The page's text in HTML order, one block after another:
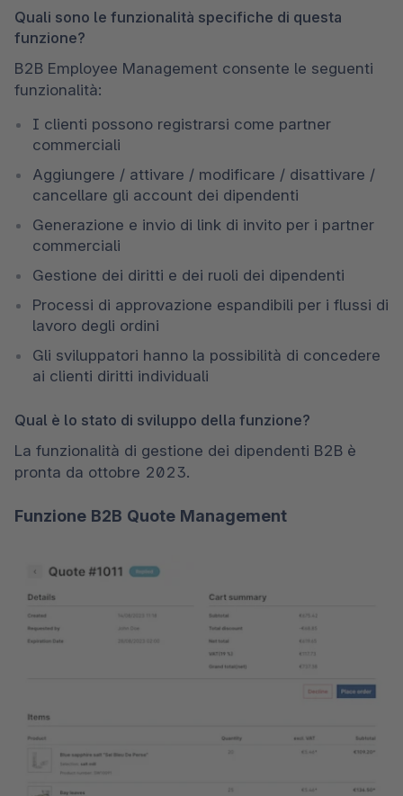
Quali sono le funzionalità specifiche di questa
funzione?
B2B Employee Management consente le seguenti
funzionalità:
I clienti possono registrarsi come partner
commerciali
Aggiungere / attivare / modificare / disattivare /
cancellare gli account dei dipendenti
Generazione e invio di link di invito per i partner
commerciali
Gestione dei diritti e dei ruoli dei dipendenti
Processi di approvazione espandibili per i flussi di
lavoro degli ordini
Gli sviluppatori hanno la possibilità di concedere
ai clienti diritti individuali
Qual è lo stato di sviluppo della funzione?
La funzionalità di gestione dei dipendenti B2B è
pronta da ottobre 2023.
Funzione B2B Quote Management